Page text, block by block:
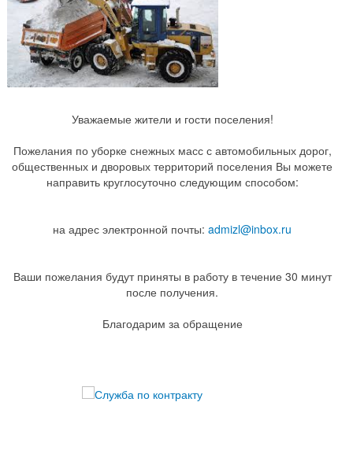
Уважаемые жители и гости поселения!
Пожелания по уборке снежных масс с автомобильных дорог,
общественных и дворовых территорий поселения Вы можете
направить круглосуточно следующим способом:
на адрес электронной почты: admizl@inbox.ru
Ваши пожелания будут приняты в работу в течение 30 минут
после получения.
Благодарим за обращение